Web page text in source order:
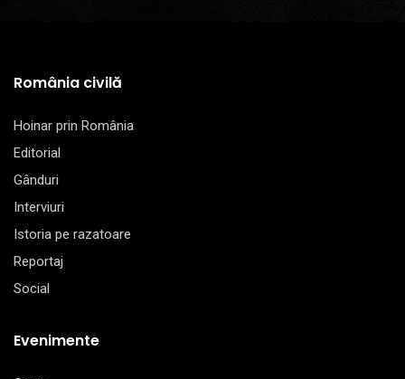
România civilă
Hoinar prin România
Editorial
Gânduri
Interviuri
Istoria pe razatoare
Reportaj
Social
Evenimente